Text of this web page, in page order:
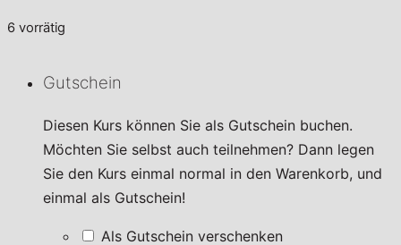
6 vorrätig
Gutschein
Diesen Kurs können Sie als Gutschein buchen.
Möchten Sie selbst auch teilnehmen? Dann legen
Sie den Kurs einmal normal in den Warenkorb, und
einmal als Gutschein!
Als Gutschein verschenken